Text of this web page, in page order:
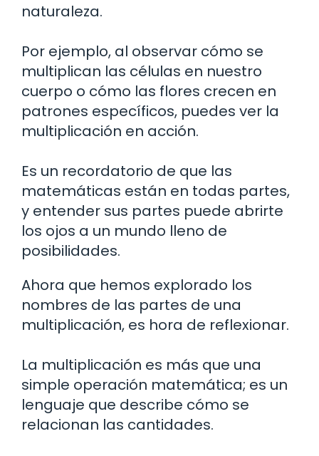
naturaleza.
Por ejemplo, al observar cómo se
multiplican las células en nuestro
cuerpo o cómo las flores crecen en
patrones específicos, puedes ver la
multiplicación en acción.
Es un recordatorio de que las
matemáticas están en todas partes,
y entender sus partes puede abrirte
los ojos a un mundo lleno de
posibilidades.
Ahora que hemos explorado los
nombres de las partes de una
multiplicación, es hora de reflexionar.
La multiplicación es más que una
simple operación matemática; es un
lenguaje que describe cómo se
relacionan las cantidades.